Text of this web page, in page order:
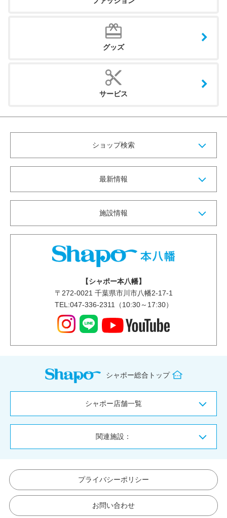
グッズ
サービス
ショップ検索
最新情報
施設情報
【シャポー本八幡】
〒 272-0021 千葉県市川市八幡2-17-1
TEL:047-336-2311（10:30～17:30）
シャポー総合トップ
シャポー店舗一覧
関連施設：
プライバシーポリシー
お問い合わせ